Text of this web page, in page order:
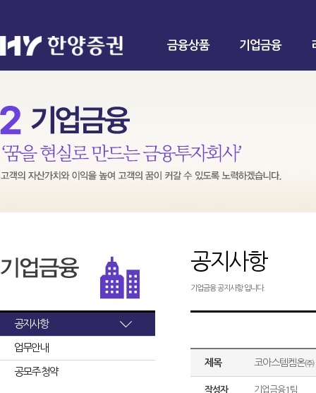
금융상품 기업금융
공지사항
업무안내
공모주 청약
공지사항
기업금융 공지사항 입니다.
제목 코아스템켐온㈜
작성자 기업금융1팀